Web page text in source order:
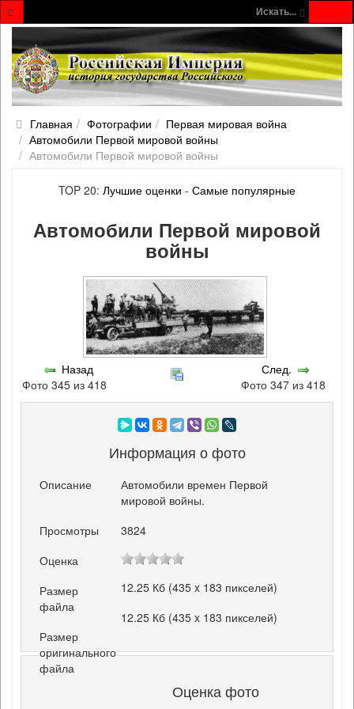
Искать...
Главная Фотографии
Первая мировая война
Автомобили Первой мировой войны
Автомобили Первой мировой войны
TOP 20: Лучшие оценки - Самые популярные
Автомобили Первой мировой
войны
Назад
Фото 345 из 418
След.
Фото 347 из 418
Информация о фото
Описание
Автомобили времен Первой
мировой войны.
Просмотры
3824
Оценка
Размер
файла
12.25 Кб (435 x 183 пикселей)
Размер
оригинального
файла
12.25 Кб (435 x 183 пикселей)
Оценка фото